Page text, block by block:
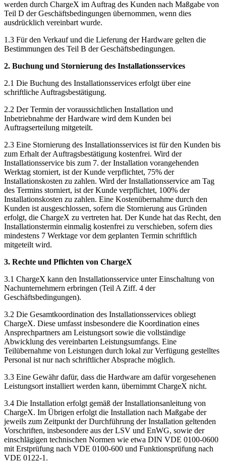
werden durch ChargeX im Auftrag des Kunden nach Maßgabe von
Teil D der Geschäftsbedingungen übernommen, wenn dies
ausdrücklich vereinbart wurde.
1.3 Für den Verkauf und die Lieferung der Hardware gelten die
Bestimmungen des Teil B der Geschäftsbedingungen.
2. Buchung und Stornierung des Installationsservices
2.1 Die Buchung des Installationsservices erfolgt über eine
schriftliche Auftragsbestätigung.
2.2 Der Termin der voraussichtlichen Installation und
Inbetriebnahme der Hardware wird dem Kunden bei
Auftragserteilung mitgeteilt.
2.3 Eine Stornierung des Installationsservices ist für den Kunden bis
zum Erhalt der Auftragsbestätigung kostenfrei. Wird der
Installationsservice bis zum 7. der Installation vorangehenden
Werktag storniert, ist der Kunde verpflichtet, 75% der
Installationskosten zu zahlen. Wird der Installationsservice am Tag
des Termins storniert, ist der Kunde verpflichtet, 100% der
Installationskosten zu zahlen. Eine Kostenübernahme durch den
Kunden ist ausgeschlossen, sofern die Stornierung aus Gründen
erfolgt, die ChargeX zu vertreten hat. Der Kunde hat das Recht, den
Installationstermin einmalig kostenfrei zu verschieben, sofern dies
mindestens 7 Werktage vor dem geplanten Termin schriftlich
mitgeteilt wird.
3. Rechte und Pflichten von ChargeX
3.1 ChargeX kann den Installationsservice unter Einschaltung von
Nachunternehmern erbringen (Teil A Ziff. 4 der
Geschäftsbedingungen).
3.2 Die Gesamtkoordination des Installationsservices obliegt
ChargeX. Diese umfasst insbesondere die Koordination eines
Ansprechpartners am Leistungsort sowie die vollständige
Abwicklung des vereinbarten Leistungsumfangs. Eine
Teilübernahme von Leistungen durch lokal zur Verfügung gestelltes
Personal ist nur nach schriftlicher Absprache möglich.
3.3 Eine Gewähr dafür, dass die Hardware am dafür vorgesehenen
Leistungsort installiert werden kann, übernimmt ChargeX nicht.
3.4 Die Installation erfolgt gemäß der Installationsanleitung von
ChargeX. Im Übrigen erfolgt die Installation nach Maßgabe der
jeweils zum Zeitpunkt der Durchführung der Installation geltenden
Vorschriften, insbesondere aus der LSV und EnWG, sowie der
einschlägigen technischen Normen wie etwa DIN VDE 0100-0600
mit Erstprüfung nach VDE 0100-600 und Funktionsprüfung nach
VDE 0122-1.